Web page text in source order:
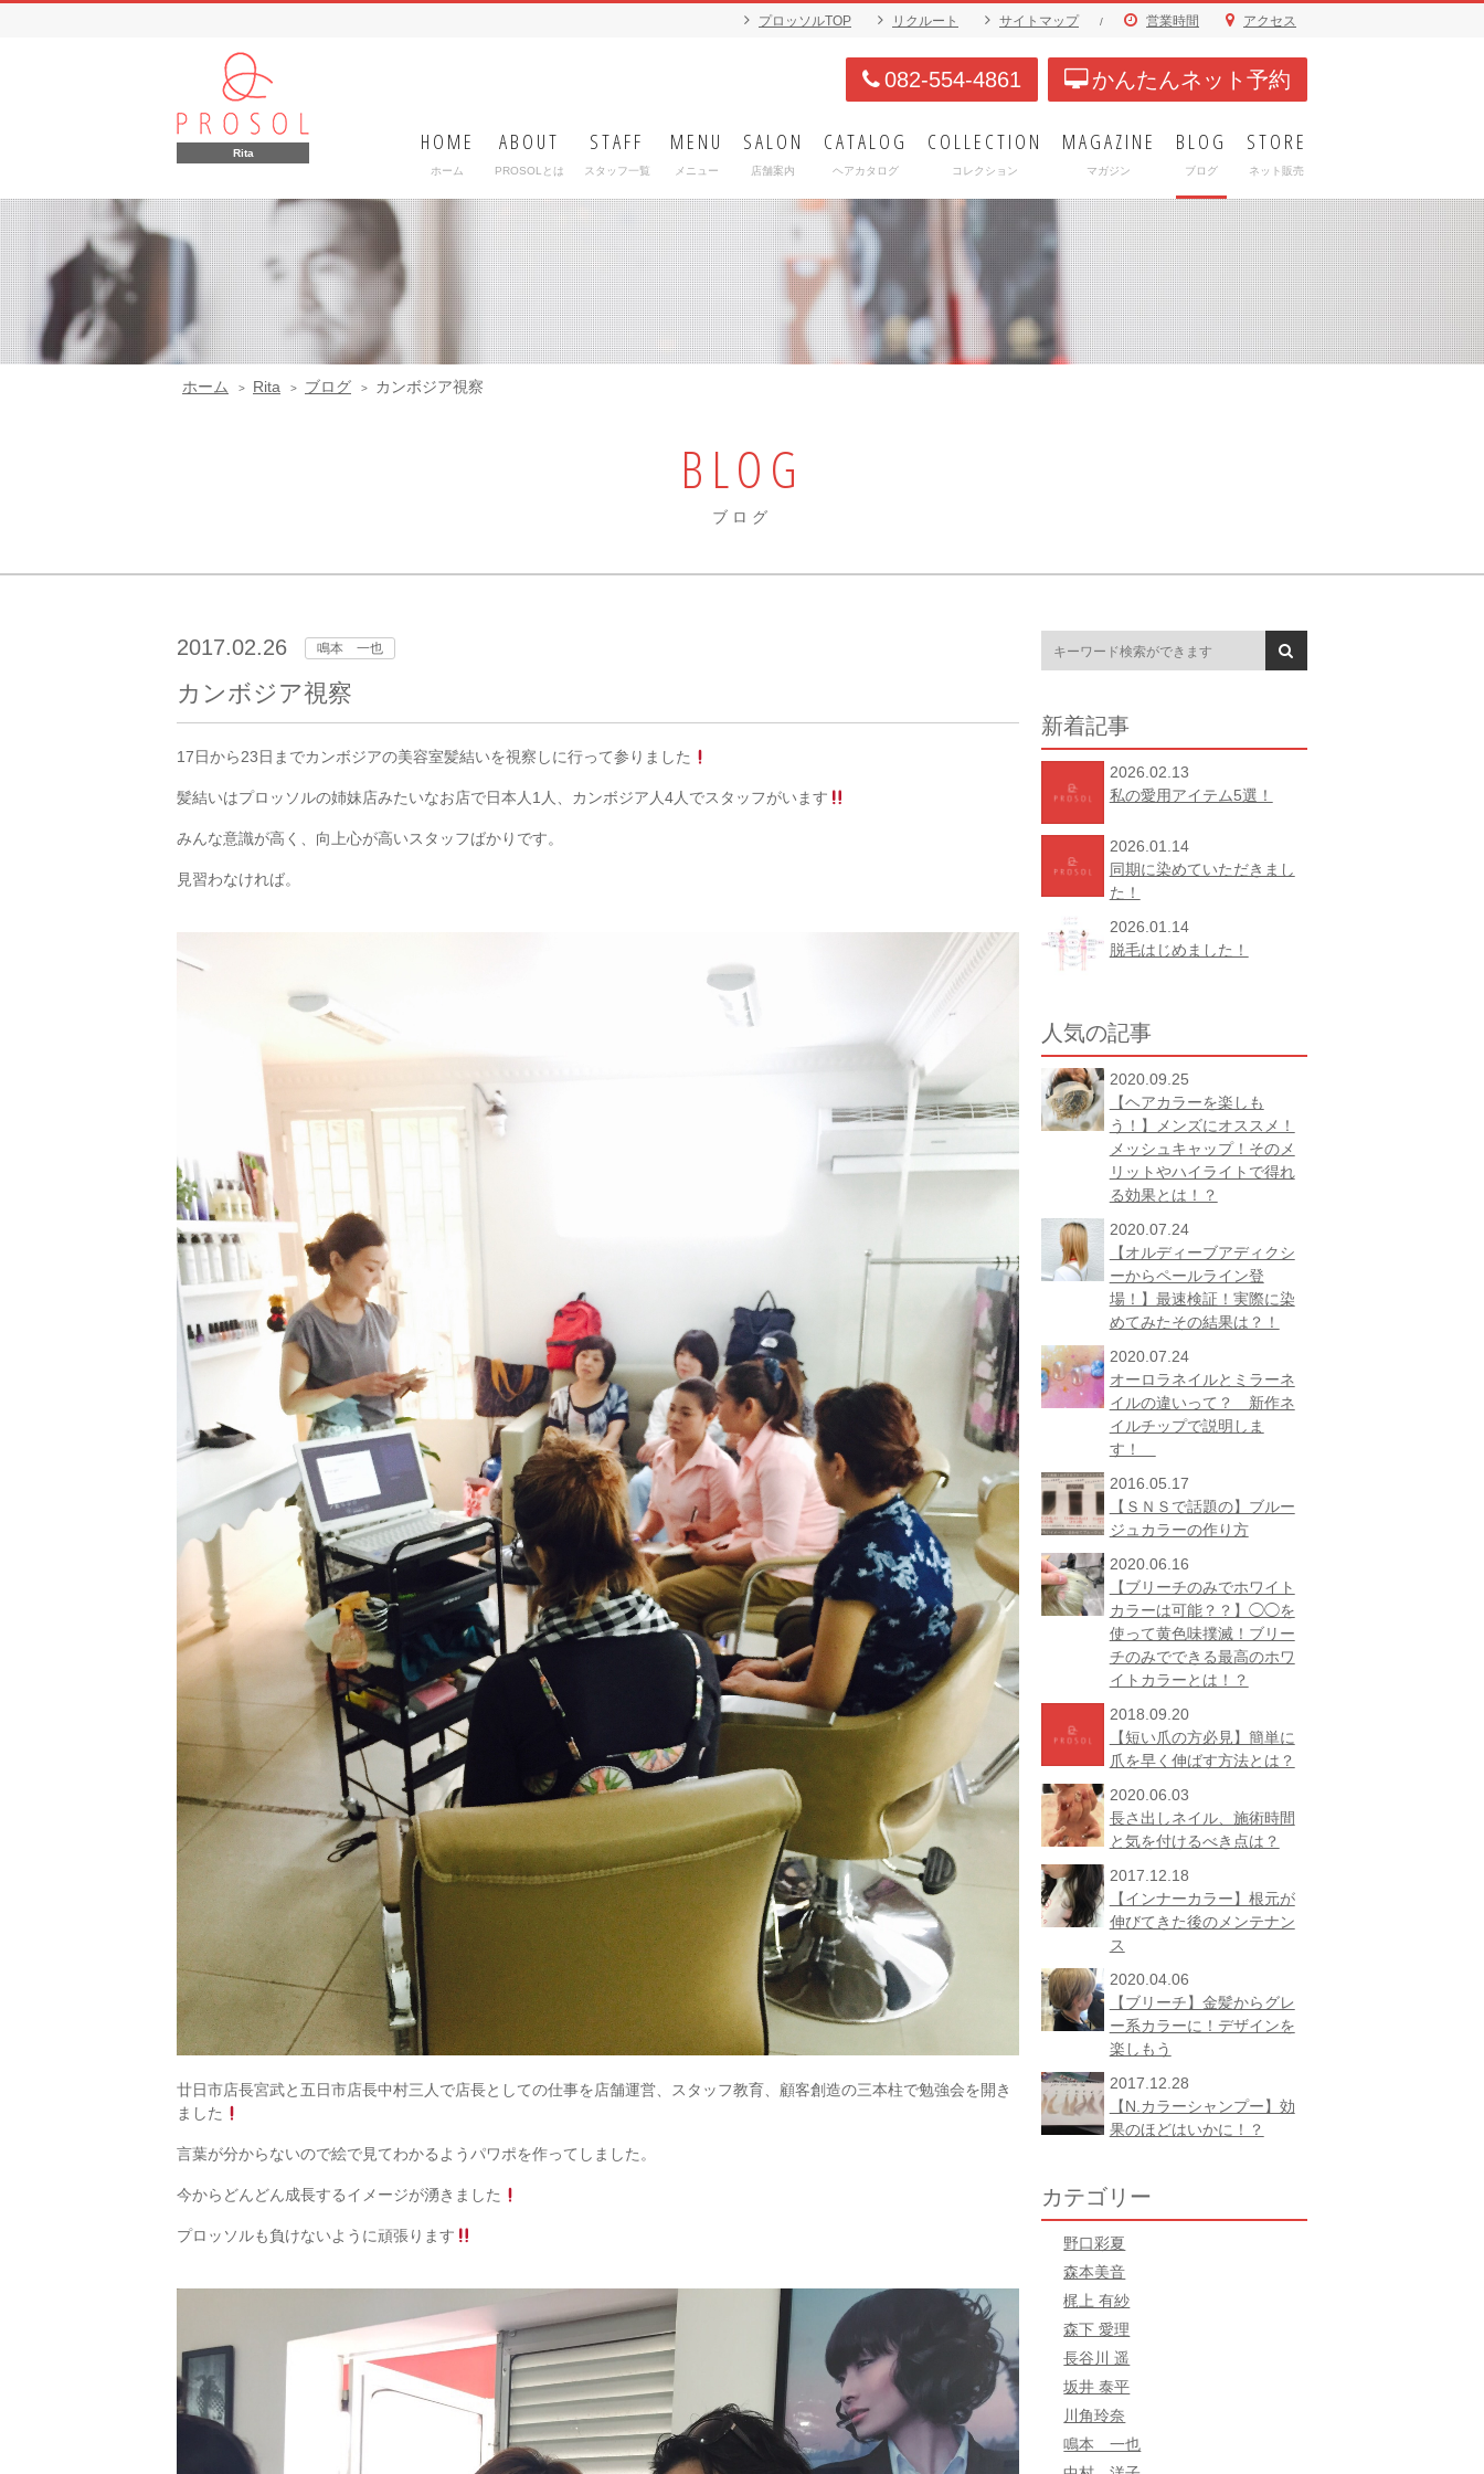
プロッソルTOP リクルート サイトマップ / 営業時間 アクセス
Rita
082-554-4861 かんたんネット予約
HOME
ホーム
ABOUT
PROSOLとは
STAFF
スタッフ一覧
MENU
メニュー
SALON
店舗案内
CATALOG
ヘアカタログ
COLLECTION
コレクション
MAGAZINE
マガジン
BLOG
ブログ
STORE
ネット販売
ホーム Rita ブログ カンボジア視察
BLOG
ブログ
2017.02.26 鳴本 一也
カンボジア視察
17日から23日までカンボジアの美容室髪結いを視察しに行って参りました
髪結いはプロッソルの姉妹店みたいなお店で日本人1人、カンボジア人4人でスタッフがいます
みんな意識が高く、向上心が高いスタッフばかりです。
見習わなければ。
廿日市店長宮武と五日市店長中村三人で店長としての仕事を店舗運営、スタッフ教育、顧客創造の三本柱で勉強会を開き
ました
言葉が分からないので絵で見てわかるようパワポを作ってしました。
今からどんどん成長するイメージが湧きました
プロッソルも負けないように頑張ります
新着記事
2026.02.13
私の愛用アイテム5選！
2026.01.14
同期に染めていただきまし
た！
2026.01.14
脱毛はじめました！
人気の記事
2020.09.25
【ヘアカラーを楽しも
う！】メンズにオススメ！
メッシュキャップ！そのメ
リットやハイライトで得れ
る効果とは！？
2020.07.24
【オルディーブアディクシ
ーからペールライン登
場！】最速検証！実際に染
めてみたその結果は？！
2020.07.24
オーロラネイルとミラーネ
イルの違いって？ 新作ネ
イルチップで説明しま
す！
2016.05.17
【ＳＮＳで話題の】ブルー
ジュカラーの作り方
2020.06.16
【ブリーチのみでホワイト
カラーは可能？？】◯◯を
使って黄色味撲滅！ブリー
チのみでできる最高のホワ
イトカラーとは！？
2018.09.20
【短い爪の方必見】簡単に
爪を早く伸ばす方法とは？
2020.06.03
長さ出しネイル、施術時間
と気を付けるべき点は？
2017.12.18
【インナーカラー】根元が
伸びてきた後のメンテナン
ス
2020.04.06
【ブリーチ】金髪からグレ
ー系カラーに！デザインを
楽しもう
2017.12.28
【N.カラーシャンプー】効
果のほどはいかに！？
カテゴリー
野口彩夏
森本美音
梶上 有紗
森下 愛理
長谷川 遥
坂井 泰平
川角玲奈
鳴本 一也